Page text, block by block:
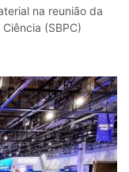
na reunião da
(SBPC)